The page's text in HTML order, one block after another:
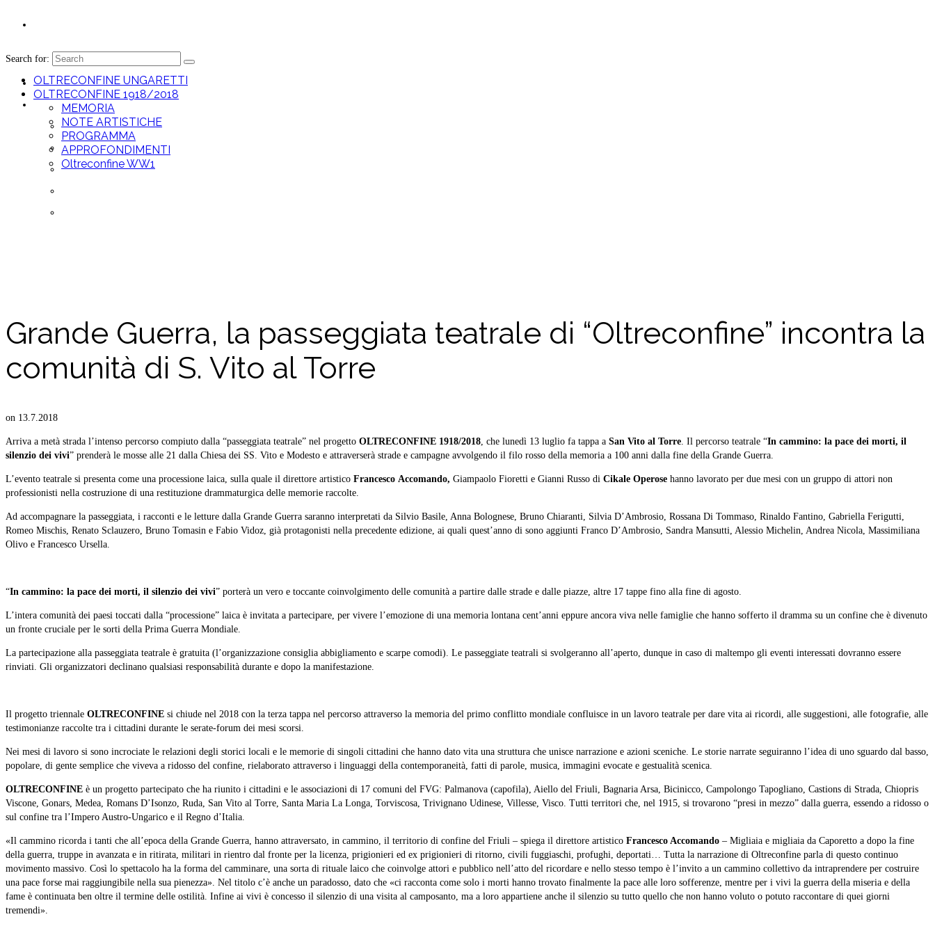
Search for:
OLTRECONFINE UNGARETTI
OLTRECONFINE 1918/2018
MEMORIA
NOTE ARTISTICHE
PROGRAMMA
OLTRECONFINE UNGARETTI
OLTRECONFINE 1918/2018
MEMORIA
NOTE ARTISTICHE
PROGRAMMA
APPROFONDIMENTI
Oltreconfine WW1
Grande Guerra, la passeggiata teatrale di “Oltreconfine” incontra la
comunità di S. Vito al Torre
on 13.7.2018
Arriva a metà strada l’intenso percorso compiuto dalla “passeggiata teatrale” nel progetto OLTRECONFINE 1918/2018 , che lunedì 13 luglio fa tappa a San Vito al Torre . Il percorso teatrale “In cammino: la pace dei morti, il
silenzio dei vivi” prenderà le mosse alle 21 dalla Chiesa dei SS. Vito e Modesto e attraverserà strade e campagne avvolgendo il filo rosso della memoria a 100 anni dalla fine della Grande Guerra.
L’evento teatrale si presenta come una processione laica, sulla quale il direttore artistico Francesco Accomando, Giampaolo Fioretti e Gianni Russo di Cikale Operose hanno lavorato per due mesi con un gruppo di attori non
professionisti nella costruzione di una restituzione drammaturgica delle memorie raccolte.
Ad accompagnare la passeggiata, i racconti e le letture dalla Grande Guerra saranno interpretati da Silvio Basile, Anna Bolognese, Bruno Chiaranti, Silvia D’Ambrosio, Rossana Di Tommaso, Rinaldo Fantino, Gabriella Ferigutti,
Romeo Mischis, Renato Sclauzero, Bruno Tomasin e Fabio Vidoz, già protagonisti nella precedente edizione, ai quali quest’anno di sono aggiunti Franco D’Ambrosio, Sandra Mansutti, Alessio Michelin, Andrea Nicola, Massimiliana
Olivo e Francesco Ursella.
“In cammino: la pace dei morti, il silenzio dei vivi” porterà un vero e toccante coinvolgimento delle comunità a partire dalle strade e dalle piazze, altre 17 tappe fino alla fine di agosto.
L’intera comunità dei paesi toccati dalla “processione” laica è invitata a partecipare, per vivere l’emozione di una memoria lontana cent’anni eppure ancora viva nelle famiglie che hanno sofferto il dramma su un confine che è divenuto
un fronte cruciale per le sorti della Prima Guerra Mondiale.
La partecipazione alla passeggiata teatrale è gratuita (l’organizzazione consiglia abbigliamento e scarpe comodi). Le passeggiate teatrali si svolgeranno all’aperto, dunque in caso di maltempo gli eventi interessati dovranno essere
rinviati. Gli organizzatori declinano qualsiasi responsabilità durante e dopo la manifestazione.
Il progetto triennale OLTRECONFINE si chiude nel 2018 con la terza tappa nel percorso attraverso la memoria del primo conflitto mondiale confluisce in un lavoro teatrale per dare vita ai ricordi, alle suggestioni, alle fotografie, alle
testimonianze raccolte tra i cittadini durante le serate-forum dei mesi scorsi.
Nei mesi di lavoro si sono incrociate le relazioni degli storici locali e le memorie di singoli cittadini che hanno dato vita una struttura che unisce narrazione e azioni sceniche. Le storie narrate seguiranno l’idea di uno sguardo dal basso,
popolare, di gente semplice che viveva a ridosso del confine, rielaborato attraverso i linguaggi della contemporaneità, fatti di parole, musica, immagini evocate e gestualità scenica.
OLTRECONFINE è un progetto partecipato che ha riunito i cittadini e le associazioni di 17 comuni del FVG: Palmanova (capofila), Aiello del Friuli, Bagnaria Arsa, Bicinicco, Campolongo Tapogliano, Castions di Strada, Chiopris
Viscone, Gonars, Medea, Romans D’Isonzo, Ruda, San Vito al Torre, Santa Maria La Longa, Torviscosa, Trivignano Udinese, Villesse, Visco. Tutti territori che, nel 1915, si trovarono “presi in mezzo” dalla guerra, essendo a ridosso o
sul confine tra l’Impero Austro-Ungarico e il Regno d’Italia.
«Il cammino ricorda i tanti che all’epoca della Grande Guerra, hanno attraversato, in cammino, il territorio di confine del Friuli – spiega il direttore artistico Francesco Accomando – Migliaia e migliaia da Caporetto a dopo la fine
della guerra, truppe in avanzata e in ritirata, militari in rientro dal fronte per la licenza, prigionieri ed ex prigionieri di ritorno, civili fuggiaschi, profughi, deportati… Tutta la narrazione di Oltreconfine parla di questo continuo
movimento massivo. Così lo spettacolo ha la forma del camminare, una sorta di rituale laico che coinvolge attori e pubblico nell’atto del ricordare e nello stesso tempo è l’invito a un cammino collettivo da intraprendere per costruire
una pace forse mai raggiungibile nella sua pienezza». Nel titolo c’è anche un paradosso, dato che «ci racconta come solo i morti hanno trovato finalmente la pace alle loro sofferenze, mentre per i vivi la guerra della miseria e della
fame è continuata ben oltre il termine delle ostilità. Infine ai vivi è concesso il silenzio di una visita al camposanto, ma a loro appartiene anche il silenzio su tutto quello che non hanno voluto o potuto raccontare di quei giorni
tremendi».